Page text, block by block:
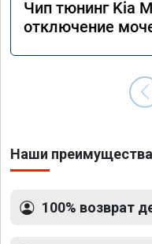
Чип тюнинг Kia
отключение
Наши преимущества
100% возврат